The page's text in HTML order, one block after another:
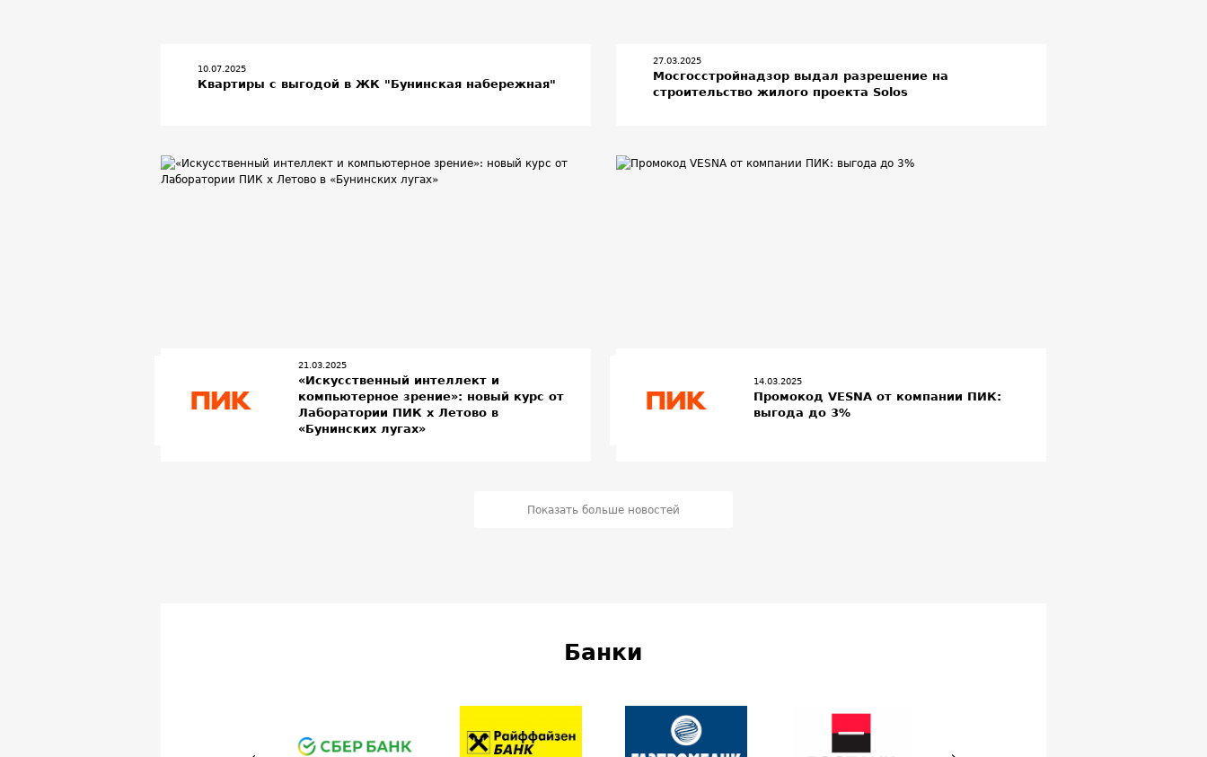
10.07.2025
Квартиры с выгодой в ЖК "Бунинская набережная"
27.03.2025
Мосгосстройнадзор выдал разрешение на
строительство жилого проекта Solos
21.03.2025
«Искусственный интеллект и
компьютерное зрение»: новый курс от
Лаборатории ПИК х Летово в
«Бунинских лугах»
14.03.2025
Промокод VESNA от компании ПИК:
выгода до 3%
Показать больше новостей
Банки